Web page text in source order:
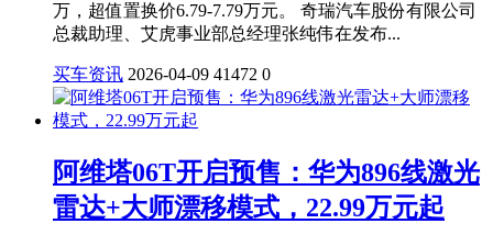
万，超值置换价6.79-7.79万元。 奇瑞汽车股份有限公司
总裁助理、艾虎事业部总经理张纯伟在发布...
买车资讯 2026-04-09 41472 0
阿维塔06T开启预售：华为896线激光
雷达+大师漂移模式，22.99万元起